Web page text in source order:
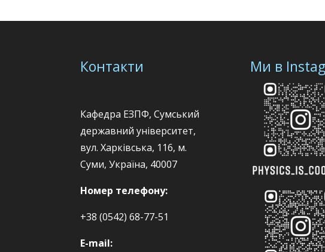
Контакти
Кафедра ЕЗПФ, Сумський
державний університет,
вул. Харківська, 116, м.
Суми, Україна, 40007
Номер телефону:
+38 (0542) 68-77-51
E-mail:
Ми в